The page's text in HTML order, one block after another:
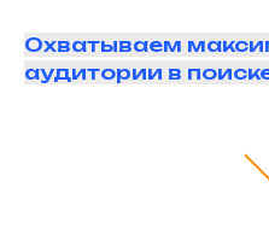
Охватываем
аудитории в